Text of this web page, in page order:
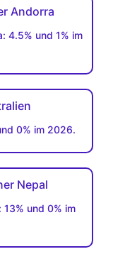
Andorra
4.5% und 1% im
0% im 2026.
Nepal
und 0% im